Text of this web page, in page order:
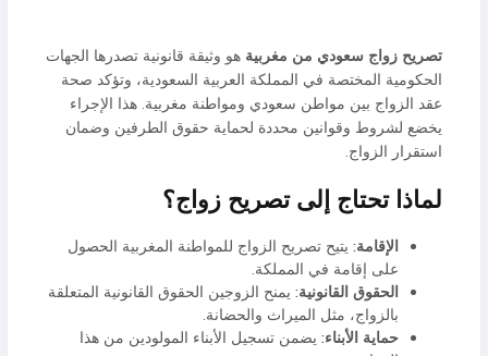
تصريح زواج سعودي من مغربية هو وثيقة قانونية تصدرها الجهات
الحكومية المختصة في المملكة العربية السعودية، وتؤكد صحة
عقد الزواج بين مواطن سعودي ومواطنة مغربية. هذا الإجراء
يخضع لشروط وقوانين محددة لحماية حقوق الطرفين وضمان
استقرار الزواج.
لماذا تحتاج إلى تصريح زواج؟
الإقامة: يتيح تصريح الزواج للمواطنة المغربية الحصول
على إقامة في المملكة.
الحقوق القانونية: يمنح الزوجين الحقوق القانونية المتعلقة
بالزواج، مثل الميراث والحضانة.
حماية الأبناء: يضمن تسجيل الأبناء المولودين من هذا